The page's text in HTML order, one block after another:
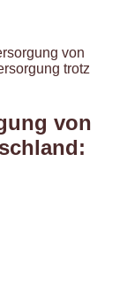
von
trotz
von